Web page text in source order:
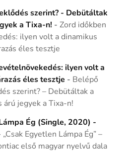
szerint? - Debütáltak
a Tixa-n! -Zord időkben
ilyen volt a dinamikus
éles tesztje
ilyen volt a
éles tesztje - Belépő
szerint? – Debütáltak a
árú jegyek a Tixa-n!
Ég (Single, 2020) -
„Csak Egyetlen Lámpa Ég” –
első magyar nyelvű dala